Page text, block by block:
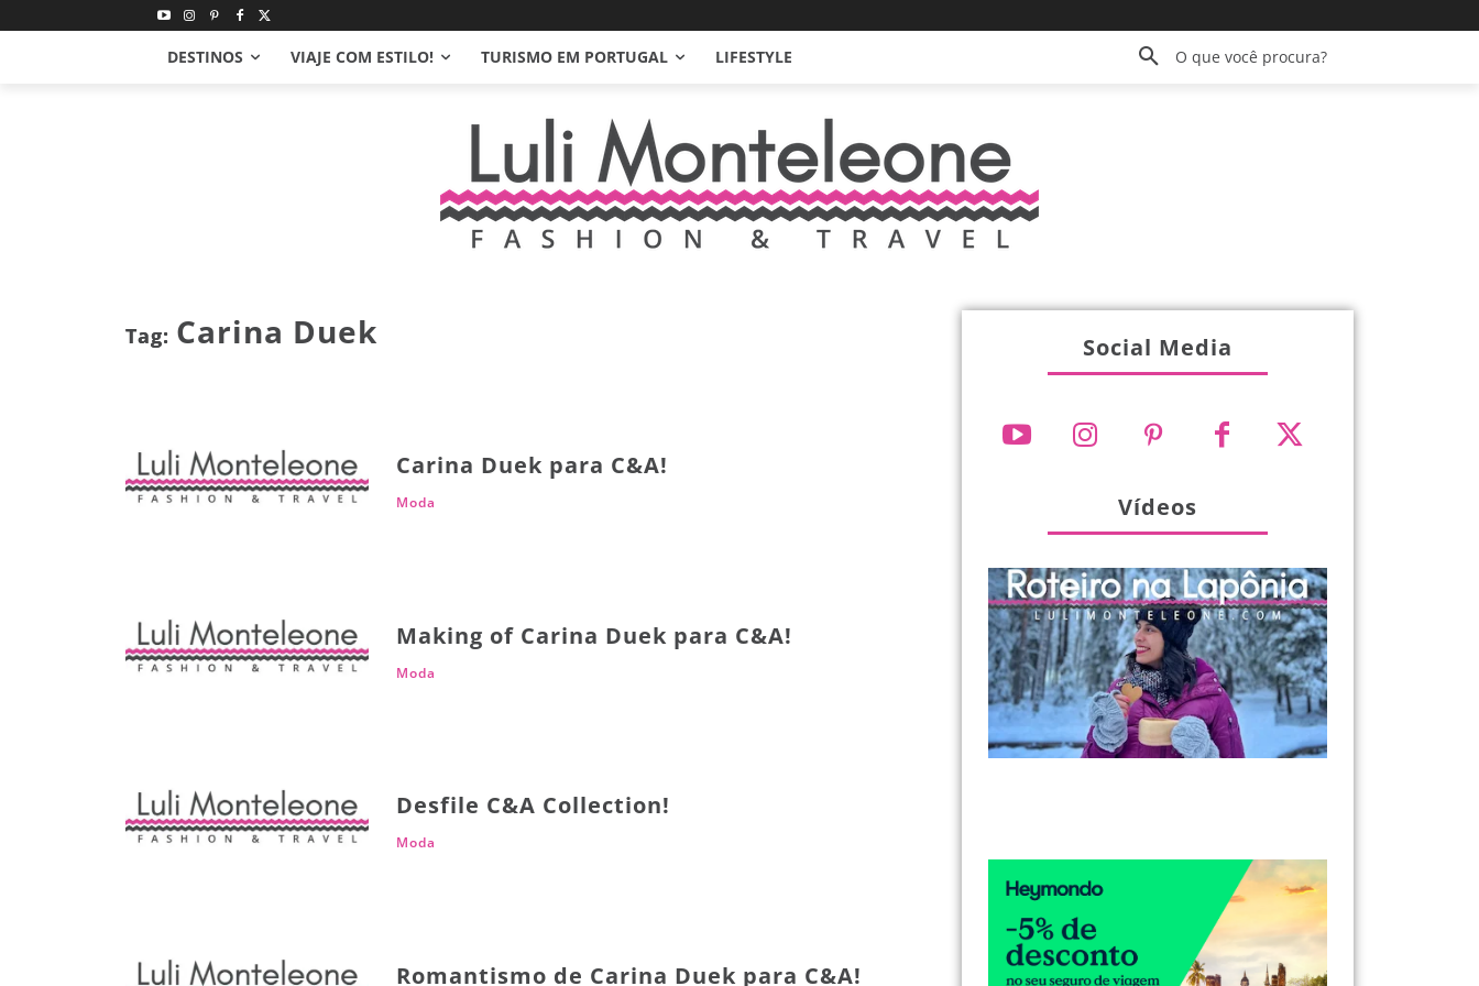
DESTINOS VIAJE COM ESTILO! TURISMO EM PORTUGAL LIFESTYLE O que você procura?
Tag: Carina Duek
Carina Duek para C&A!
Moda
Making of Carina Duek para C&A!
Moda
Desfile C&A Collection!
Moda
Romantismo de Carina Duek para C&A!
Social Media
Vídeos